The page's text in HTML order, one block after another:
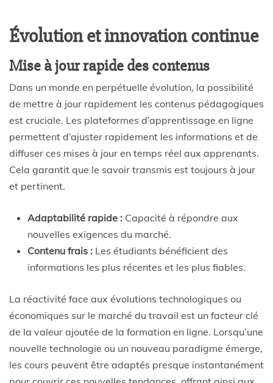
Évolution et innovation continue
Mise à jour rapide des contenus
Dans un monde en perpétuelle évolution, la possibilité
de mettre à jour rapidement les contenus pédagogiques
est cruciale. Les plateformes d’apprentissage en ligne
permettent d’ajuster rapidement les informations et de
diffuser ces mises à jour en temps réel aux apprenants.
Cela garantit que le savoir transmis est toujours à jour
et pertinent.
Adaptabilité rapide : Capacité à répondre aux
nouvelles exigences du marché.
Contenu frais : Les étudiants bénéficient des
informations les plus récentes et les plus fiables.
La réactivité face aux évolutions technologiques ou
économiques sur le marché du travail est un facteur clé
de la valeur ajoutée de la formation en ligne. Lorsqu’une
nouvelle technologie ou un nouveau paradigme émerge,
les cours peuvent être adaptés presque instantanément